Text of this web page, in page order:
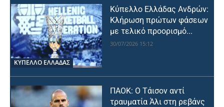
ΚΥΠΕΛΛΟ ΕΛΛΑΔΑΣ
Κύπελλο Ελλάδας Ανδρών:
Κλήρωση πρώτων φάσεων
με τελικό προορισμό...
30/07/2026 15:12
ΠΑΟΚ: Ο Τάισον αντί
τραυματία Άλι στη ρεβάνς